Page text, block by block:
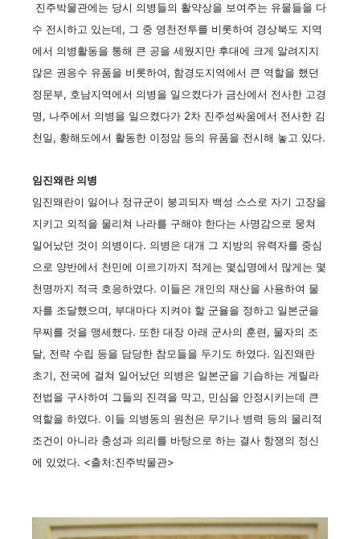
진주박물관에는 당시 의병들의 활약상을 보여주는 유물들을 다
수 전시하고 있는데, 그 중 영천전투를 비롯하여 경상북도 지역
에서 의병활동을 통해 큰 공을 세웠지만 후대에 크게 알려지지
않은 권응수 유품을 비롯하여, 함경도지역에서 큰 역할을 했던
정문부, 호남지역에서 의병을 일으켰다가 금산에서 전사한 고경
명, 나주에서 의병을 일으켰다가 2차 진주성싸움에서 전사한 김
천일, 황해도에서 활동한 이정암 등의 유품을 전시해 놓고 있다.
임진왜란 의병
임진왜란이 일어나 정규군이 붕괴되자 백성 스스로 자기 고장을
지키고 외적을 물리쳐 나라를 구해야 한다는 사명감으로 뭉쳐
일어났던 것이 의병이다. 의병은 대개 그 지방의 유력자를 중심
으로 양반에서 천민에 이르기까지 적게는 몇십명에서 많게는 몇
천명까지 적극 호응하였다. 이들은 개인의 재산을 사용하여 물
자를 조달했으며, 부대마다 지켜야 할 군율을 정하고 일본군을
무찌를 것을 맹세했다. 또한 대장 아래 군사의 훈련, 물자의 조
달, 전략 수립 등을 담당한 참모들을 두기도 하였다. 임진왜란
초기, 전국에 걸쳐 일어났던 의병은 일본군을 기습하는 게릴라
전법을 구사하여 그들의 진격을 막고, 민심을 안정시키는데 큰
역할을 하였다. 이들 의병동의 원천은 무기나 병력 등의 물리적
조건이 아니라 충성과 의리를 바탕으로 하는 결사 항쟁의 정신
에 있었다. <출처:진주박물관>